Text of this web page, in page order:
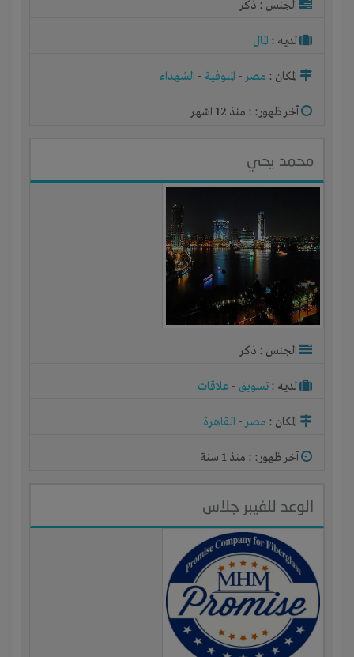
الجنس : ذكر
لديـه : المال
المكان : مصر- المنوفية - الشهداء
آخر ظهور: : منذ 12 اشهر
محمد يحي
الجنس : ذكر
لديـه : تسويق - علاقات
المكان : مصر- القاهرة
آخر ظهور: : منذ 1 سنة
الوعد للفيبر جلاس